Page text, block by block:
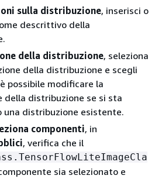
sulla distribuzione, inserisci o
descrittivo della
della distribuzione, seleziona
della distribuzione e scegli
possibile modificare la
della distribuzione se si sta
una distribuzione esistente.
componenti, in
, verifica che il
sia selezionato e